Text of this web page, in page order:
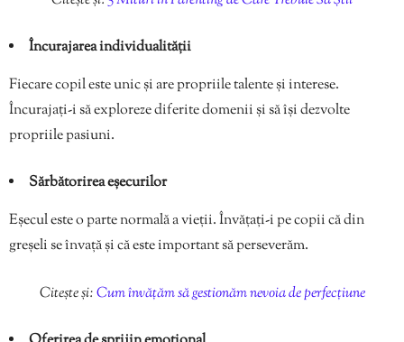
Încurajarea individualității
Fiecare copil este unic și are propriile talente și interese.
Încurajați-i să exploreze diferite domenii și să își dezvolte
propriile pasiuni.
Sărbătorirea eșecurilor
Eșecul este o parte normală a vieții. Învățați-i pe copii că din
greșeli se învață și că este important să perseverăm.
Citește și:Cum învățăm să gestionăm nevoia de perfecțiune